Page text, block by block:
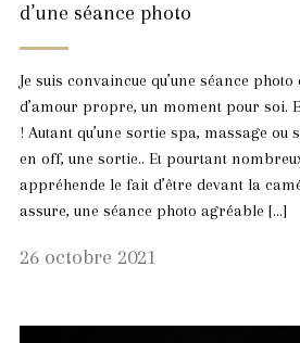
d’une séance photo
Je suis convaincue qu’une séance
d’amour propre, un moment pour soi.
! Autant qu’une sortie spa, massage ou
en off, une sortie.. Et pourtant
appréhende le fait d’être devant la
assure, une séance photo agréable […]
26 octobre 2021